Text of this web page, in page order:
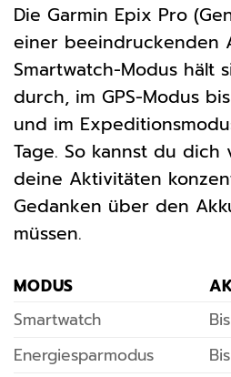
Die Garmin Epix Pro
einer beeindruckenden
Smartwatch-Modus hält
durch, im GPS-Modus
und im
Tage. So kannst du
deine Aktivitäten
Gedanken über den
müssen.
MODUS
Smartwatch
Energiesparmodus